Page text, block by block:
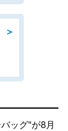
＞
ッグ"が8月